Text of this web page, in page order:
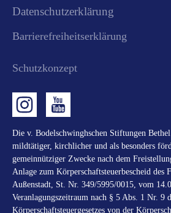
Datenschutzerklärung
Barrierefreiheitserklärung
Schutzkonzept
Die v. Bodelschwinghschen Stiftungen
mildtätiger, kirchlicher und als besonders
gemeinnütziger Zwecke nach dem
Anlage zum Körperschaftsteuerbescheid des
Außenstadt, St. Nr. 349/5995/0015, vom
Veranlagungszeitraum nach § 5 Abs. 1 Nr. 9
Körperschaftsteuergesetzes von der